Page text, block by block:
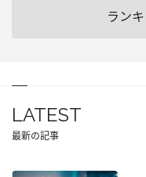
ラン
LATEST
最新の記事